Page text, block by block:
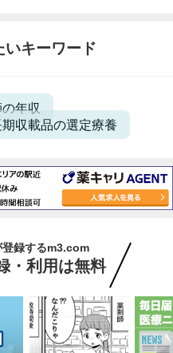
いキーワード
年収
期収載品の選定療養
録するm3.com
・利用は無料